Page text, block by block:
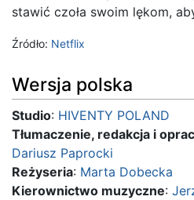
stawić czoła swoim lękom,
Źródło: Netflix
Wersja polska
Studio: HIVENTY POLAND
Tłumaczenie, redakcja i
Dariusz Paprocki
Reżyseria: Marta Dobecka
Kierownictwo muzyczne: